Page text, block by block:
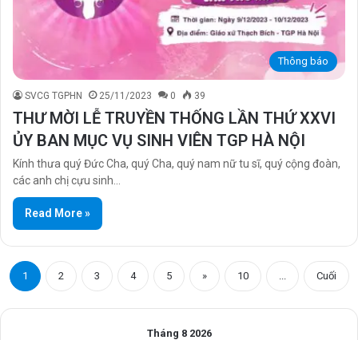
Thông báo
SVCG TGPHN 25/11/2023 0 39
THƯ MỜI LỄ TRUYỀN THỐNG LẦN THỨ XXVI
ỦY BAN MỤC VỤ SINH VIÊN TGP HÀ NỘI
Kính thưa quý Đức Cha, quý Cha, quý nam nữ tu sĩ, quý cộng đoàn,
các anh chị cựu sinh…
Read More »
1 2 3 4 5 » 10 ... Cuối
Tháng 8 2026